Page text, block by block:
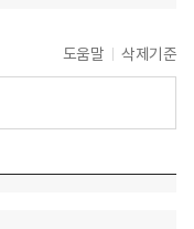
도움말 삭제기준